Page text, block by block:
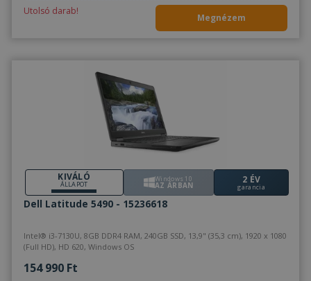
Utolsó darab!
Megnézem
KIVÁLÓ
ÁLLAPOT
Windows 10
AZ ÁRBAN 2 ÉV
garancia
Dell Latitude 5490 - 15236618
Intel® i3-7130U, 8GB DDR4 RAM, 240GB SSD, 13,9" (35,3 cm), 1920 x 1080
(Full HD), HD 620, Windows OS
154 990 Ft